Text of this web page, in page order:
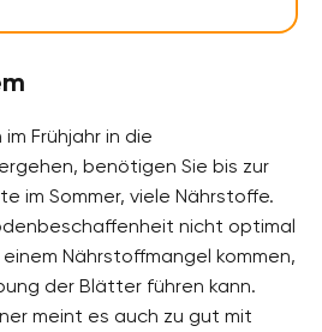
Frühjahr in die
benötigen Sie bis zur
im Sommer, viele Nährstoffe.
nicht optimal
Nährstoffmangel kommen,
der Blätter führen kann.
meint es auch zu gut mit